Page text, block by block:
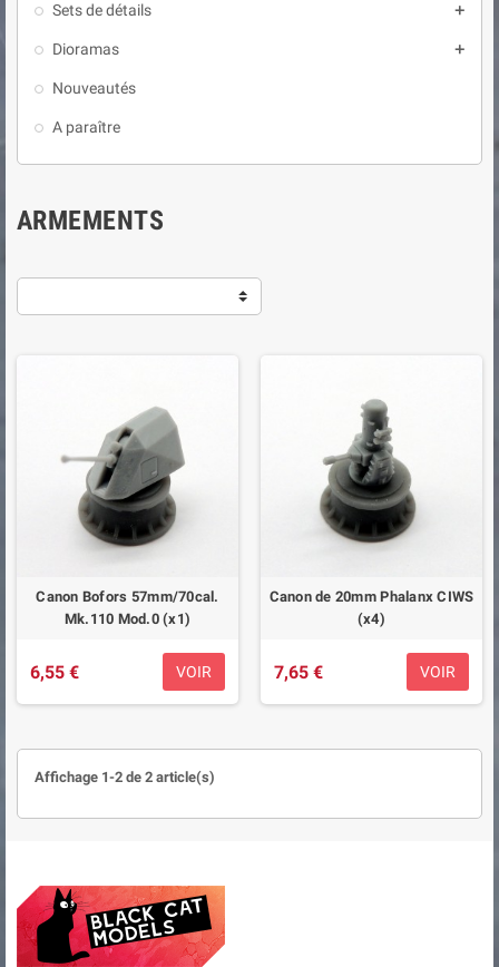
Sets de détails 
Dioramas 
Nouveautés
A paraître
ARMEMENTS
Canon Bofors 57mm/70cal.
Mk.110 Mod.0 (x1)
6,55 € VOIR
Canon de 20mm Phalanx CIWS
(x4)
7,65 € VOIR
Affichage 1-2 de 2 article(s)